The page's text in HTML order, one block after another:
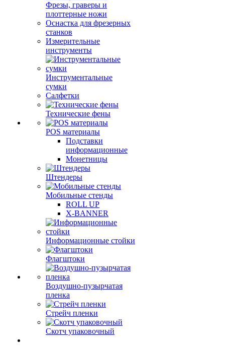
Фрезы, граверы и
плоттерные ножи
Оснастка для фрезерных
станков
Измерительные
инструменты
Инструментальные
сумки
Салфетки
Технические фены
POS материалы
Подставки
информационные
Монетницы
Штендеры
Мобильные стенды
ROLL UP
X-BANNER
Информационные стойки
Флагштоки
Воздушно-пузырчатая
пленка
Стрейч пленки
Скотч упаковочный